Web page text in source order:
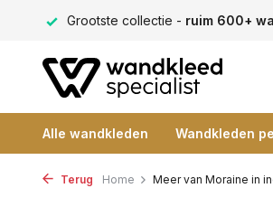
Verschillende formaten - altijd
Alle wandkleden Wandkleden
Terug Home Meer van Moraine in